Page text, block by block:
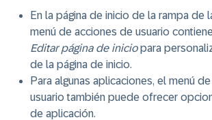
En la página de inicio de la rampa de
menú de acciones de usuario
Editar página de iniciopara
de la página de inicio.
Para algunas aplicaciones, el menú
usuario también puede ofrecer
de aplicación.